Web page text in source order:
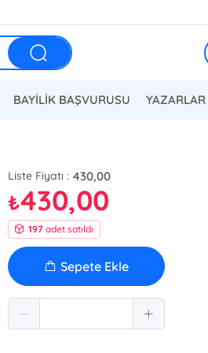
BAYİLİK BAŞVURUSU YAZARLAR
Liste Fiyatı : 430,00
₺430,00
197 adet satıldı
Sepete Ekle